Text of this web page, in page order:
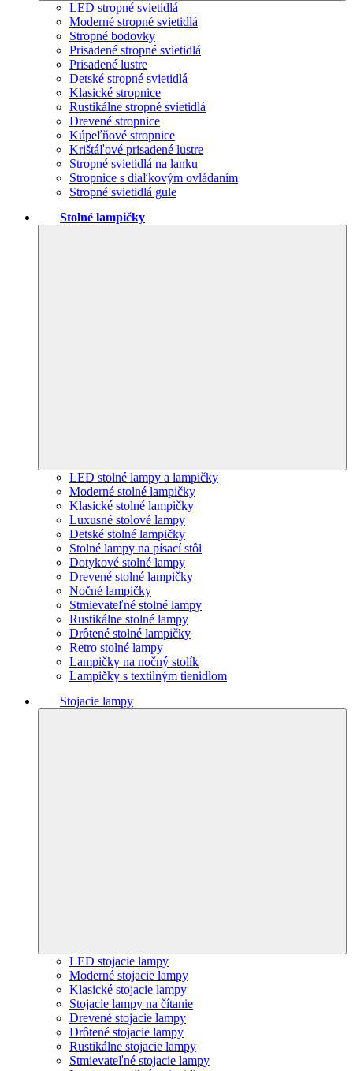
LED stropné svietidlá
Moderné stropné svietidlá
Stropné bodovky
Prisadené stropné svietidlá
Prisadené lustre
Detské stropné svietidlá
Klasické stropnice
Rustikálne stropné svietidlá
Drevené stropnice
Kúpeľňové stropnice
Krištáľové prisadené lustre
Stropné svietidlá na lanku
Stropnice s diaľkovým ovládaním
Stropné svietidlá gule
Stolné lampičky
LED stolné lampy a lampičky
Moderné stolné lampičky
Klasické stolné lampičky
Luxusné stolové lampy
Detské stolné lampičky
Stolné lampy na písací stôl
Dotykové stolné lampy
Drevené stolné lampičky
Nočné lampičky
Stmievateľné stolné lampy
Rustikálne stolné lampy
Drôtené stolné lampičky
Retro stolné lampy
Lampičky na nočný stolík
Lampičky s textilným tienidlom
Stojacie lampy
LED stojacie lampy
Moderné stojacie lampy
Klasické stojacie lampy
Stojacie lampy na čítanie
Drevené stojacie lampy
Drôtené stojacie lampy
Rustikálne stojacie lampy
Stmievateľné stojacie lampy